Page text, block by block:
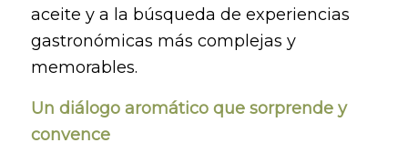
aceite y a la búsqueda de experiencias
gastronómicas más complejas y
memorables.
Un diálogo aromático que sorprende y
convence